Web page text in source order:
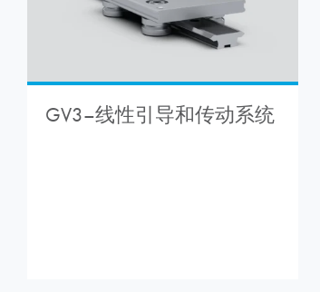
GV3–线性引导和传动系统